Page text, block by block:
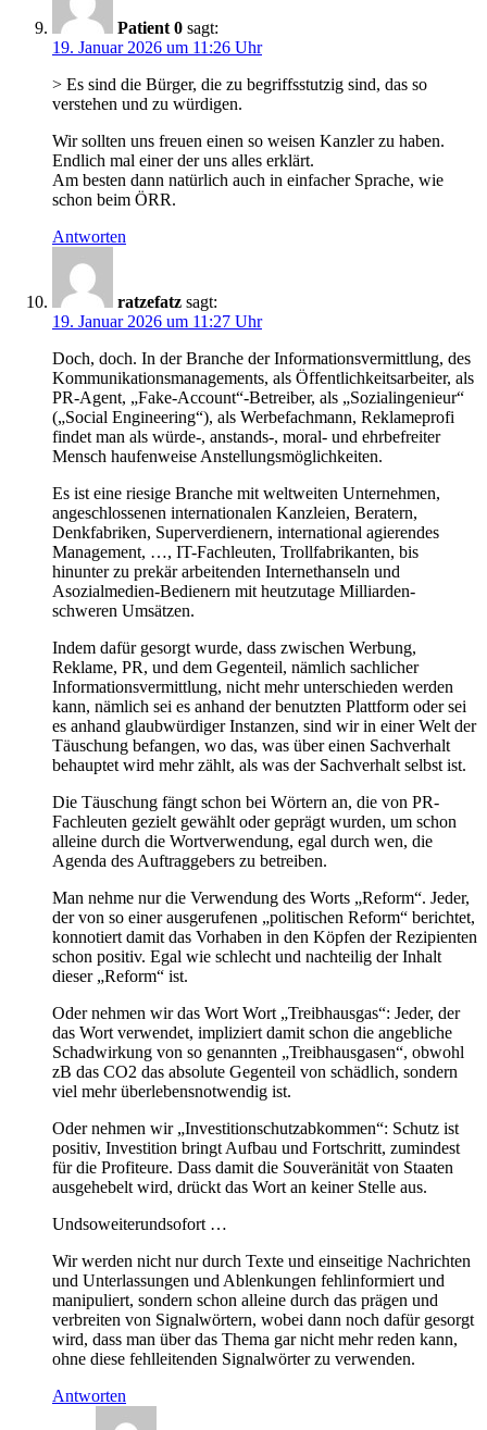
Patient 0 sagt:
19. Januar 2026 um 11:26 Uhr
> Es sind die Bürger, die zu begriffsstutzig sind, das so
verstehen und zu würdigen.
Wir sollten uns freuen einen so weisen Kanzler zu haben.
Endlich mal einer der uns alles erklärt.
Am besten dann natürlich auch in einfacher Sprache, wie
schon beim ÖRR.
Antworten
ratzefatz sagt:
19. Januar 2026 um 11:27 Uhr
Doch, doch. In der Branche der Informationsvermittlung, des
Kommunikationsmanagements, als Öffentlichkeitsarbeiter, als
PR-Agent, „Fake-Account“-Betreiber, als „Sozialingenieur“
(„Social Engineering“), als Werbefachmann, Reklameprofi
findet man als würde-, anstands-, moral- und ehrbefreiter
Mensch haufenweise Anstellungsmöglichkeiten.
Es ist eine riesige Branche mit weltweiten Unternehmen,
angeschlossenen internationalen Kanzleien, Beratern,
Denkfabriken, Superverdienern, international agierendes
Management, …, IT-Fachleuten, Trollfabrikanten, bis
hinunter zu prekär arbeitenden Internethanseln und
Asozialmedien-Bedienern mit heutzutage Milliarden-
schweren Umsätzen.
Indem dafür gesorgt wurde, dass zwischen Werbung,
Reklame, PR, und dem Gegenteil, nämlich sachlicher
Informationsvermittlung, nicht mehr unterschieden werden
kann, nämlich sei es anhand der benutzten Plattform oder sei
es anhand glaubwürdiger Instanzen, sind wir in einer Welt der
Täuschung befangen, wo das, was über einen Sachverhalt
behauptet wird mehr zählt, als was der Sachverhalt selbst ist.
Die Täuschung fängt schon bei Wörtern an, die von PR-
Fachleuten gezielt gewählt oder geprägt wurden, um schon
alleine durch die Wortverwendung, egal durch wen, die
Agenda des Auftraggebers zu betreiben.
Man nehme nur die Verwendung des Worts „Reform“. Jeder,
der von so einer ausgerufenen „politischen Reform“ berichtet,
konnotiert damit das Vorhaben in den Köpfen der Rezipienten
schon positiv. Egal wie schlecht und nachteilig der Inhalt
dieser „Reform“ ist.
Oder nehmen wir das Wort Wort „Treibhausgas“: Jeder, der
das Wort verwendet, impliziert damit schon die angebliche
Schadwirkung von so genannten „Treibhausgasen“, obwohl
zB das CO2 das absolute Gegenteil von schädlich, sondern
viel mehr überlebensnotwendig ist.
Oder nehmen wir „Investitionschutzabkommen“: Schutz ist
positiv, Investition bringt Aufbau und Fortschritt, zumindest
für die Profiteure. Dass damit die Souveränität von Staaten
ausgehebelt wird, drückt das Wort an keiner Stelle aus.
Undsoweiterundsofort …
Wir werden nicht nur durch Texte und einseitige Nachrichten
und Unterlassungen und Ablenkungen fehlinformiert und
manipuliert, sondern schon alleine durch das prägen und
verbreiten von Signalwörtern, wobei dann noch dafür gesorgt
wird, dass man über das Thema gar nicht mehr reden kann,
ohne diese fehlleitenden Signalwörter zu verwenden.
Antworten